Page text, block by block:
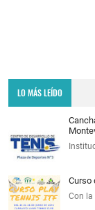
LO MÁS LEÍDO
Curso
Con la